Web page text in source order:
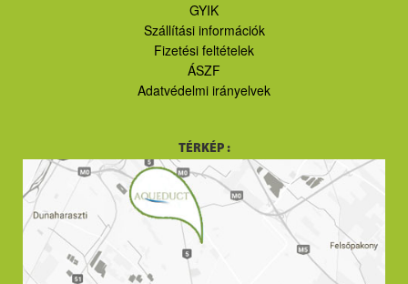
GYIK
Szállítási információk
Fizetési feltételek
ÁSZF
Adatvédelmi irányelvek
TÉRKÉP :